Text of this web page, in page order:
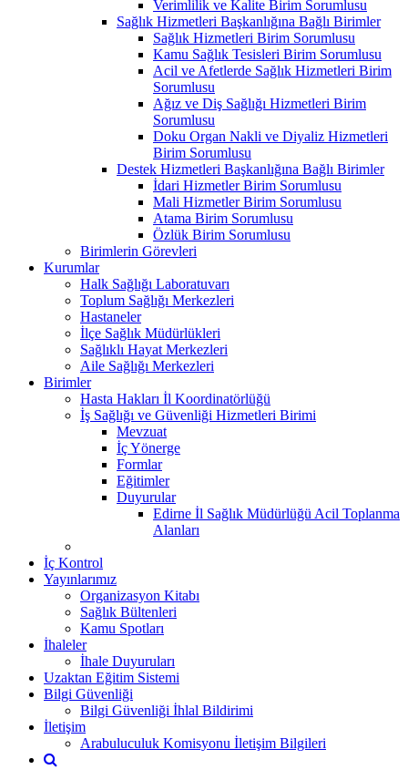
Verimlilik ve Kalite Birim Sorumlusu
Sağlık Hizmetleri Başkanlığına Bağlı Birimler
Sağlık Hizmetleri Birim Sorumlusu
Kamu Sağlık Tesisleri Birim Sorumlusu
Acil ve Afetlerde Sağlık Hizmetleri Birim
Sorumlusu
Ağız ve Diş Sağlığı Hizmetleri Birim
Sorumlusu
Doku Organ Nakli ve Diyaliz Hizmetleri
Birim Sorumlusu
Destek Hizmetleri Başkanlığına Bağlı Birimler
İdari Hizmetler Birim Sorumlusu
Mali Hizmetler Birim Sorumlusu
Atama Birim Sorumlusu
Özlük Birim Sorumlusu
Birimlerin Görevleri
Kurumlar
Halk Sağlığı Laboratuvarı
Toplum Sağlığı Merkezleri
Hastaneler
İlçe Sağlık Müdürlükleri
Sağlıklı Hayat Merkezleri
Aile Sağlığı Merkezleri
Birimler
Hasta Hakları İl Koordinatörlüğü
İş Sağlığı ve Güvenliği Hizmetleri Birimi
Mevzuat
İç Yönerge
Formlar
Eğitimler
Duyurular
Edirne İl Sağlık Müdürlüğü Acil Toplanma
Alanları
İç Kontrol
Yayınlarımız
Organizasyon Kitabı
Sağlık Bültenleri
Kamu Spotları
İhaleler
İhale Duyuruları
Uzaktan Eğitim Sistemi
Bilgi Güvenliği
Bilgi Güvenliği İhlal Bildirimi
İletişim
Arabuluculuk Komisyonu İletişim Bilgileri